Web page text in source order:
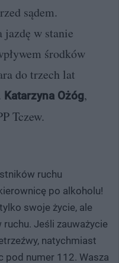
sądem.
jazdę w stanie
środków
do trzech lat
Katarzyna Ożóg,
Tczew.
ruchu
po alkoholu!
swoje życie, ale
Jeśli zauważycie
natychmiast
pod numer 112. Wasza